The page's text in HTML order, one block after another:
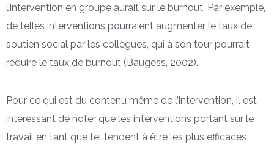
l’intervention en groupe aurait sur le burnout. Par exemple,
de telles interventions pourraient augmenter le taux de
soutien social par les collègues, qui à son tour pourrait
réduire le taux de burnout (Baugess, 2002).
Pour ce qui est du contenu même de l’intervention, il est
intéressant de noter que les interventions portant sur le
travail en tant que tel tendent à être les plus efficaces